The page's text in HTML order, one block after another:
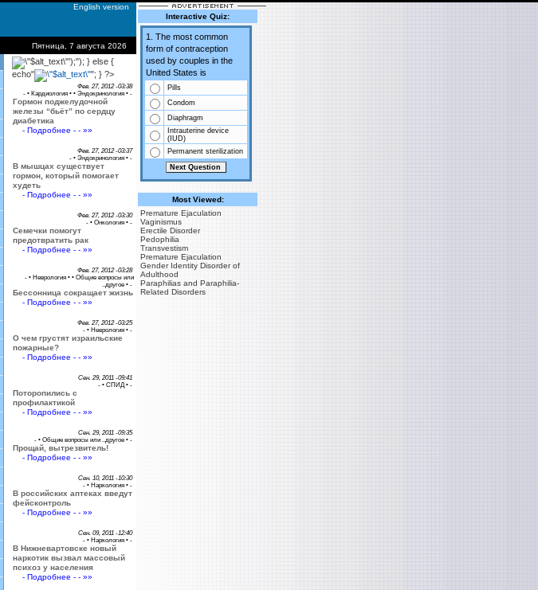
English version
Пятница, 7 августа 2026
Interactive Quiz:
1. The most common
form of contraception
used by couples in the
United States is
Pills
Condom
Diaphragm
Intrauterine device
(IUD)
Permanent sterilization
Most Viewed:
Premature Ejaculation
Vaginismus
Erectile Disorder
Pedophilia
Transvestism
Premature Ejaculation
Gender Identity Disorder of
Adulthood
Paraphilias and Paraphilia-
Related Disorders
');"); } else {
echo"
"; } ?>
Фев. 27, 2012 -03:38
- • Кардиология • • Эндокринология • -
Гормон поджелудочной
железы “бьёт” по сердцу
диабетика
- Подробнее - - »»
Фев. 27, 2012 -03:37
- • Эндокринология • -
В мышцах существует
гормон, который помогает
худеть
- Подробнее - - »»
Фев. 27, 2012 -03:30
- • Онкология • -
Семечки помогут
предотвратить рак
- Подробнее - - »»
Фев. 27, 2012 -03:28
- • Неврология • • Общие вопросы или
..другое • -
Бессонница сокращает жизнь
- Подробнее - - »»
Фев. 27, 2012 -03:25
- • Неврология • -
О чем грустят израильские
пожарные?
- Подробнее - - »»
Сен. 29, 2011 -09:41
- • СПИД• -
Поторопились с
профилактикой
- Подробнее - - »»
Сен. 29, 2011 -09:35
- • Общие вопросы или ..другое • -
Прощай, вытрезвитель!
- Подробнее - - »»
Сен. 10, 2011 -10:30
- • Наркология • -
В российских аптеках введут
фейсконтроль
- Подробнее - - »»
Сен. 09, 2011 -12:40
- • Наркология • -
В Нижневартовске новый
наркотик вызвал массовый
психоз у населения
- Подробнее - - »»